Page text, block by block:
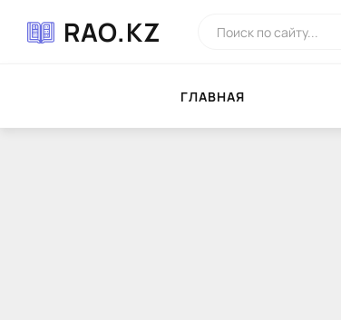
RAO.KZ
ГЛAВНAЯ